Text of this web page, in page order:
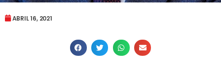
ABRIL 16, 2021